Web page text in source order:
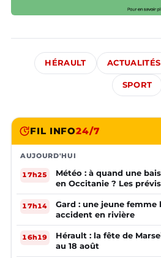
HÉRAULT ACTUALITÉS
SPORT
FIL INFO24/7
AUJOURD'HUI
17h25
Météo : à quand une
en Occitanie ? Les
17h14
Gard : une jeune femme
accident en rivière
16h19
Hérault : la fête de
au 18 août